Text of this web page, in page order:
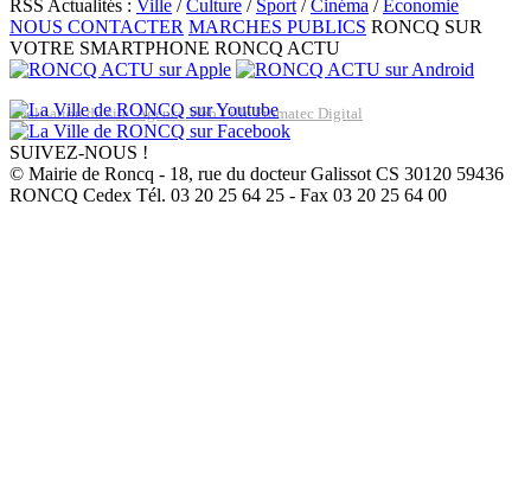
RSS Actualités : Ville /Culture / Sport /Cinéma /Economie
NOUS CONTACTER MARCHES PUBLICS RONCQ SUR
VOTRE SMARTPHONE RONCQ ACTU
Réalisation du site: Agence Web Lille Promatec Digital
SUIVEZ-NOUS !
© Mairie de Roncq - 18, rue du docteur Galissot CS 30120 59436
RONCQ Cedex Tél. 03 20 25 64 25 - Fax 03 20 25 64 00